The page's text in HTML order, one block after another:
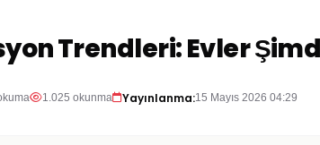
Trendleri: Evler
1.025 okunma Yayınlanma:15 Mayıs 2026 04:29